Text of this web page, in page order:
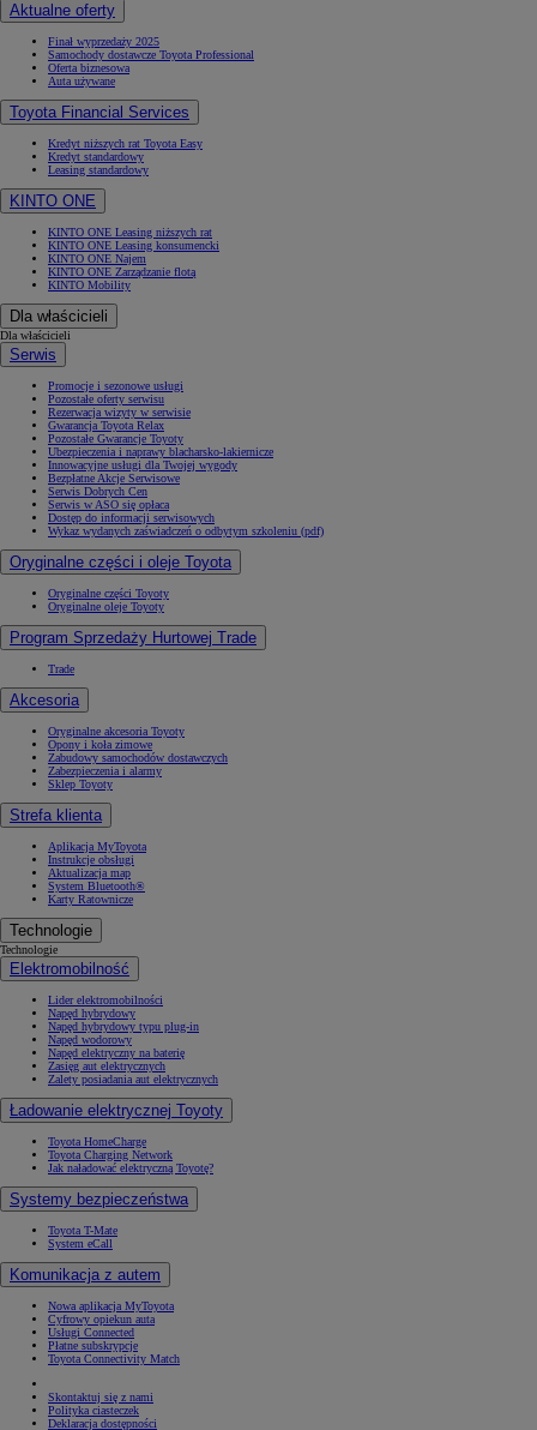
Aktualne oferty
Finał wyprzedaży 2025
Samochody dostawcze Toyota Professional
Oferta biznesowa
Auta używane
Toyota Financial Services
Kredyt niższych rat Toyota Easy
Kredyt standardowy
Leasing standardowy
KINTO ONE
KINTO ONE Leasing niższych rat
KINTO ONE Leasing konsumencki
KINTO ONE Najem
KINTO ONE Zarządzanie flotą
KINTO Mobility
Dla właścicieli
Dla właścicieli
Serwis
Promocje i sezonowe usługi
Pozostałe oferty serwisu
Rezerwacja wizyty w serwisie
Gwarancja Toyota Relax
Pozostałe Gwarancje Toyoty
Ubezpieczenia i naprawy blacharsko-lakiernicze
Innowacyjne usługi dla Twojej wygody
Bezpłatne Akcje Serwisowe
Serwis Dobrych Cen
Serwis w ASO się opłaca
Dostęp do informacji serwisowych
Wykaz wydanych zaświadczeń o odbytym szkoleniu (pdf)
Oryginalne części i oleje Toyota
Oryginalne części Toyoty
Oryginalne oleje Toyoty
Program Sprzedaży Hurtowej Trade
Trade
Akcesoria
Oryginalne akcesoria Toyoty
Opony i koła zimowe
Zabudowy samochodów dostawczych
Zabezpieczenia i alarmy
Sklep Toyoty
Strefa klienta
Aplikacja MyToyota
Instrukcje obsługi
Aktualizacja map
System Bluetooth®
Karty Ratownicze
Technologie
Technologie
Elektromobilność
Lider elektromobilności
Napęd hybrydowy
Napęd hybrydowy typu plug-in
Napęd wodorowy
Napęd elektryczny na baterię
Zasięg aut elektrycznych
Zalety posiadania aut elektrycznych
Ładowanie elektrycznej Toyoty
Toyota HomeCharge
Toyota Charging Network
Jak naładować elektryczną Toyotę?
Systemy bezpieczeństwa
Toyota T-Mate
System eCall
Komunikacja z autem
Nowa aplikacja MyToyota
Cyfrowy opiekun auta
Usługi Connected
Płatne subskrypcje
Toyota Connectivity Match
Skontaktuj się z nami
Polityka ciasteczek
Deklaracja dostępności